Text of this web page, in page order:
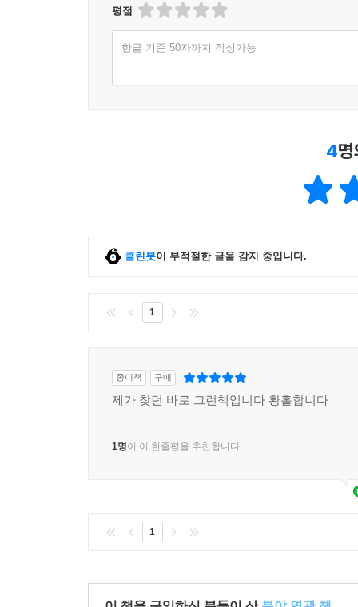
평점
한글 기준 50자까지 작성가능
4
클린봇이 부적절한 글을 감지 중입니다.
1
종이책 구매
제가 찾던 바로 그런책입니다 황홀합니다
1명이 이 한줄평을 추천합니다.
1